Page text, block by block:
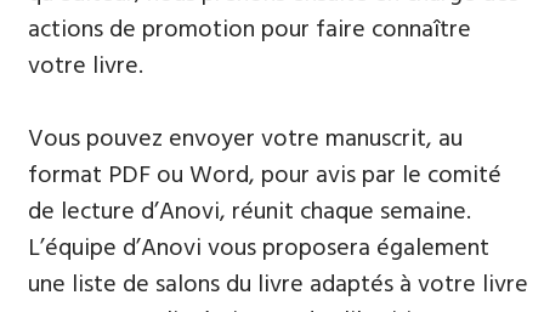
actions de promotion pour faire connaître
votre livre.
Vous pouvez envoyer votre manuscrit, au
format PDF ou Word, pour avis par le comité
de lecture d’Anovi, réunit chaque semaine.
L’équipe d’Anovi vous proposera également
une liste de salons du livre adaptés à votre livre